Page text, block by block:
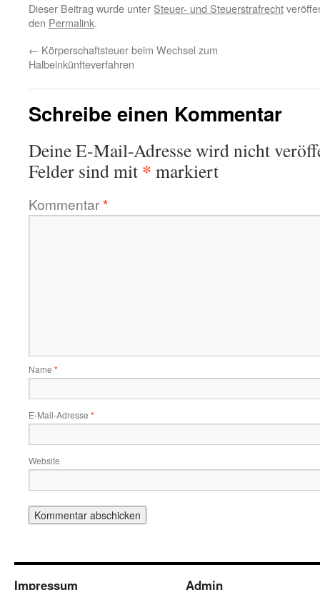
Dieser Beitrag wurde unter Steuer- und Steuerstrafrecht
den Permalink.
← Körperschaftsteuer beim Wechsel zum
Halbeinkünfteverfahren
Schreibe einen Kommentar
Deine E-Mail-Adresse wird nicht
Felder sind mit * markiert
Kommentar*
Name *
E-Mail-Adresse *
Website
Impressum Admin